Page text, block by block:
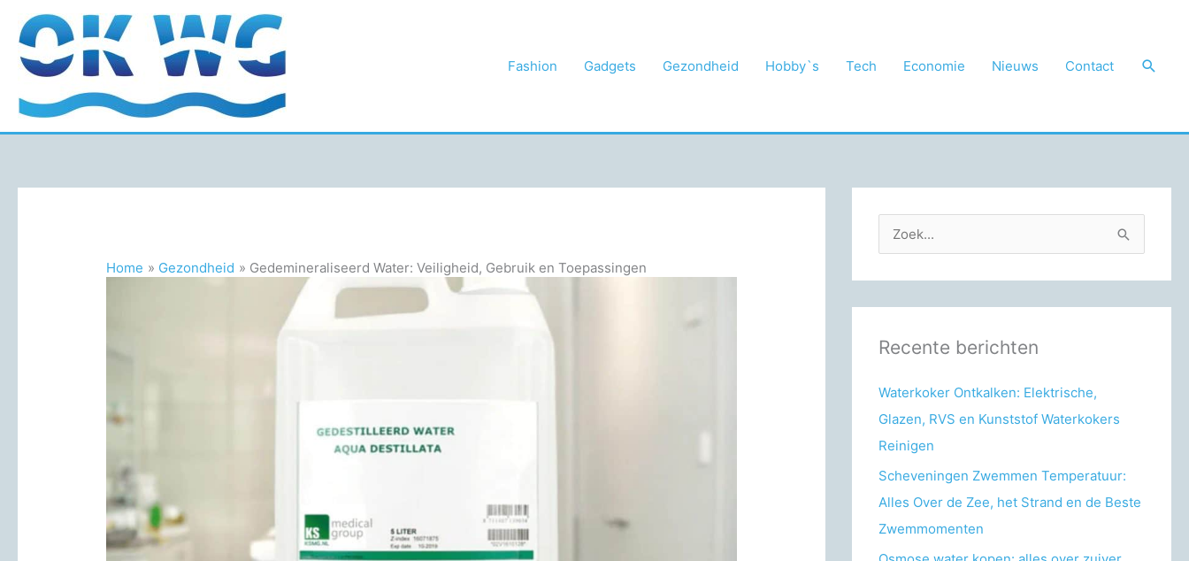
naar
inhoud
Fashion Gadgets Gezondheid Hobby`s Tech Economie Nieuws Contact
Home Gezondheid Gedemineraliseerd Water: Veiligheid, Gebruik en Toepassingen
o
e
k
a
a
r
:
Recente berichten
Waterkoker Ontkalken: Elektrische,
Glazen, RVS en Kunststof Waterkokers
Reinigen
Scheveningen Zwemmen Temperatuur:
Alles Over de Zee, het Strand en de Beste
Zwemmomenten